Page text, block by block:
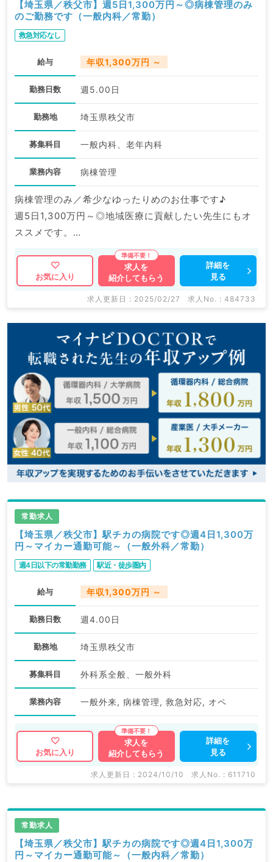
【埼玉県／秩父市】週5日1,300万円～◎病棟管理のみ
のご勤務です（一般内科／常勤）
救急対応なし
給与 年収1,300万円 ～
勤務日数 週5.00日
勤務地 埼玉県秩父市
募集科目 一般内科、老年内科
業務内容 病棟管理
病棟管理のみ／希少なゆったりめのお仕事です♪
週5日1,300万円～◎地域医療に貢献したい先生にもオ
ススメです。
マイナビDOCTORでは病院やクリニックなどの医療機
関求人はもちろんのこと、
掲載情報以外にも産業医等の企業系求人も多数扱ってい
求人内容の詳細等はお気軽にお問合せ下さい。
お気に入り
求人を
紹介してもらう
詳細を
見る
求人更新日 : 2025/02/27 求人No. : 484733
常勤求人
【埼玉県／秩父市】駅チカの病院です◎週4日1,300万
円～マイカー通勤可能～（一般外科／常勤）
週4日以下の常勤勤務 駅近・徒歩圏内
給与 年収1,300万円 ～
勤務日数 週4.00日
勤務地 埼玉県秩父市
募集科目 外科系全般、一般外科
業務内容 一般外来, 病棟管理, 救急対応, オペ
お気に入り
求人を
紹介してもらう
詳細を
見る
求人更新日 : 2024/10/10 求人No. : 611710
常勤求人
【埼玉県／秩父市】駅チカの病院です◎週4日1,300万
円～マイカー通勤可能～（一般内科／常勤）